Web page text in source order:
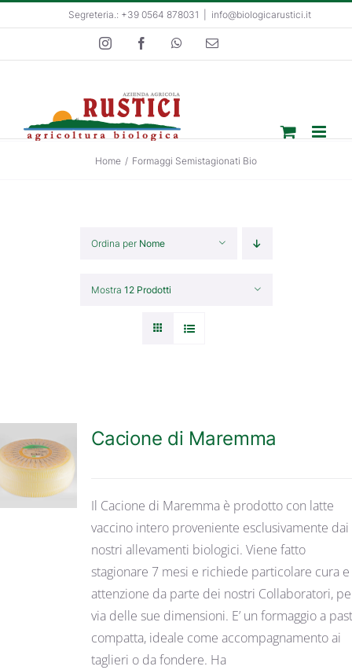
al
Segreteria.: +39 0564 878031 info@biologicarustici.it
InstagramFacebookWhatsApp
Email
Home / Formaggi Semistagionati Bio
Ordina per Nome
Mostra 12 Prodotti
DETTAGLI
Cacione di Maremma
Il Cacione di Maremma è prodotto con latte
vaccino intero proveniente esclusivamente dai
nostri allevamenti biologici. Viene fatto
stagionare 7 mesi e richiede particolare cura e
attenzione da parte dei nostri Collaboratori,
via delle sue dimensioni. E’ un formaggio a
compatta, ideale come accompagnamento ai
taglieri o da fondere. Ha